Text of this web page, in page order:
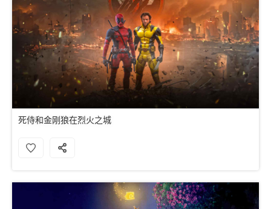
死侍和金刚狼在烈火之城